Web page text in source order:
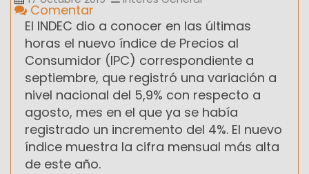
Comentar
El INDEC dio a conocer en las últimas
horas el nuevo índice de Precios al
Consumidor (IPC) correspondiente a
septiembre, que registró una variación a
nivel nacional del 5,9% con respecto a
agosto, mes en el que ya se había
registrado un incremento del 4%. El nuevo
índice muestra la cifra mensual más alta
de este año.